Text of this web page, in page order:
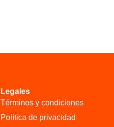
Legales
Términos y condiciones
Política de privacidad